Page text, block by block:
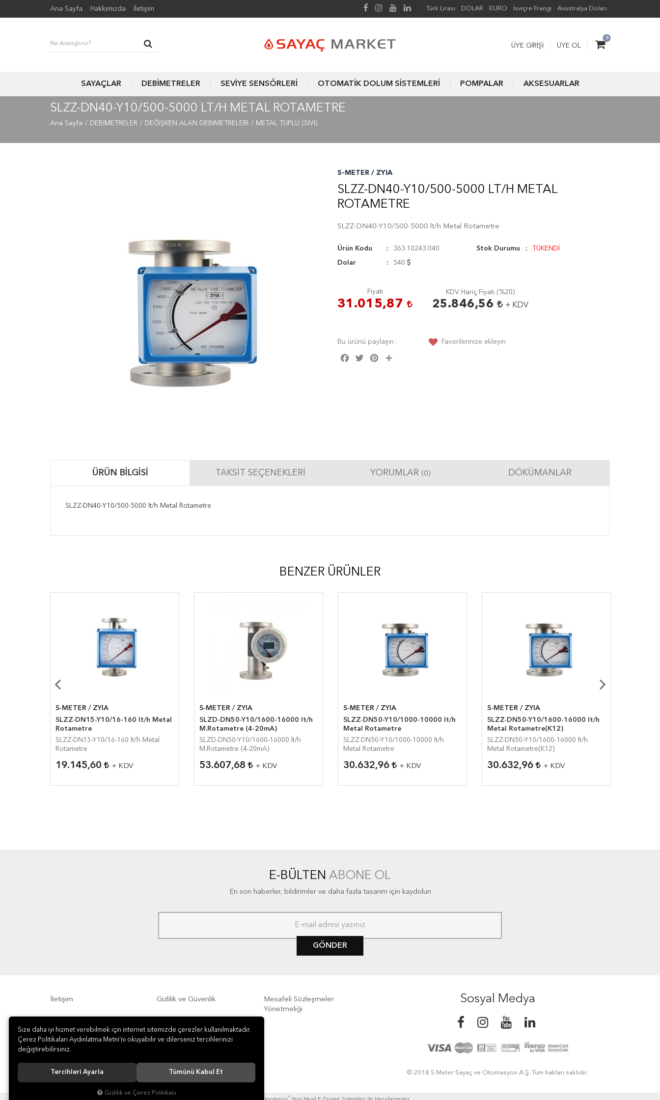
Ana Sayfa Hakkımızda İletişim Türk Lirası DOLAR EURO İsviçre Frangı Avustralya Doları
0
ÜYE GIRIŞI ÜYE OL
SAYAÇLAR DEBİMETRELER SEVİYE SENSÖRLERİ OTOMATİK DOLUM SİSTEMLERİ POMPALAR AKSESUARLAR
SLZZ-DN40-Y10/500-5000 LT/H METAL ROTAMETRE
Ana Sayfa DEBİMETRELER DEĞİŞKEN ALAN DEBİMETRELERİ METAL TÜPLÜ (SIVI)
S-METER / ZYIA
SLZZ-DN40-Y10/500-5000 LT/H METAL
ROTAMETRE
SLZZ-DN40-Y10/500-5000 lt/h Metal Rotametre
Ürün Kodu 363.10243.040 Stok Durumu TÜKENDİ
Dolar 540
Fiyatı
31.015,87
KDV Hariç Fiyatı ( %20 )
25.846,56 + KDV
Bu ürünü paylaşın :
Facebook
Twitter Pinterest
Favorilerinize ekleyin
ÜRÜN BILGISI TAKSIT SEÇENEKLERI YORUMLAR (0) DÖKÜMANLAR
SLZZ-DN40-Y10/500-5000 lt/h Metal Rotametre
BENZER ÜRÜNLER
S-METER / ZYIA
SLZZ-DN15-Y10/16-160 lt/h Metal
Rotametre
SLZZ-DN15-Y10/16-160 lt/h Metal
Rotametre
19.145,60 + KDV
S-METER / ZYIA
SLZD-DN50-Y10/1600-16000 lt/h
M.Rotametre (4-20mA)
SLZD-DN50-Y10/1600-16000 lt/h
M.Rotametre (4-20mA)
53.607,68 + KDV
S-METER / ZYIA
SLZZ-DN50-Y10/1000-10000 lt/h
Metal Rotametre
SLZZ-DN50-Y10/1000-10000 lt/h
Metal Rotametre
30.632,96 + KDV
S-METER / ZYIA
SLZZ-DN50-Y10/1600-16000 lt/h
Metal Rotametre(K12)
SLZZ-DN50-Y10/1600-16000 lt/h
Metal Rotametre(K12)
30.632,96 + KDV
E-BÜLTEN ABONE OL
En son haberler, bildirimler ve daha fazla tasarım için kaydolun
GÖNDER
İletişim Gizlilik ve Güvenlik
Mesafeli Sözleşmeler
Yönetmeliği
Sıkça Sorulan Sorular Sipariş, Teslimat ve İade
Sosyal Medya
© 2018 S Meter Sayaç ve Otomasyon A.Ş. Tüm hakları saklıdır.
®
Size daha iyi hizmet verebilmek için internet sitemizde çerezler kullanılmaktadır.
Çerez Politikaları Aydınlatma Metni’ni okuyabilir ve dilerseniz tercihlerinizi
değiştirebilirsiniz.
Tercihleri Ayarla Tümünü Kabul Et
Gizlilik ve Çerez Politikası